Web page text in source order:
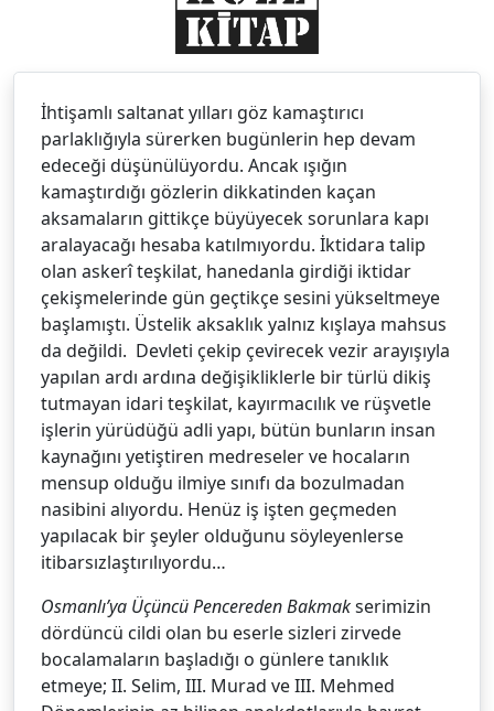
İhtişamlı saltanat yılları göz kamaştırıcı
parlaklığıyla sürerken bugünlerin hep devam
edeceği düşünülüyordu. Ancak ışığın
kamaştırdığı gözlerin dikkatinden kaçan
aksamaların gittikçe büyüyecek sorunlara kapı
aralayacağı hesaba katılmıyordu. İktidara talip
olan askerî teşkilat, hanedanla girdiği iktidar
çekişmelerinde gün geçtikçe sesini yükseltmeye
başlamıştı. Üstelik aksaklık yalnız kışlaya mahsus
da değildi. Devleti çekip çevirecek vezir arayışıyla
yapılan ardı ardına değişikliklerle bir türlü dikiş
tutmayan idari teşkilat, kayırmacılık ve rüşvetle
işlerin yürüdüğü adli yapı, bütün bunların insan
kaynağını yetiştiren medreseler ve hocaların
mensup olduğu ilmiye sınıfı da bozulmadan
nasibini alıyordu. Henüz iş işten geçmeden
yapılacak bir şeyler olduğunu söyleyenlerse
itibarsızlaştırılıyordu…
Osmanlı’ya Üçüncü Pencereden Bakmakserimizin
dördüncü cildi olan bu eserle sizleri zirvede
bocalamaların başladığı o günlere tanıklık
etmeye; II. Selim, III. Murad ve III. Mehmed